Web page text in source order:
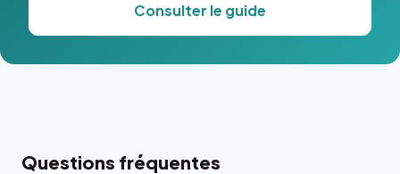
Consulter le guide
Questions fréquentes